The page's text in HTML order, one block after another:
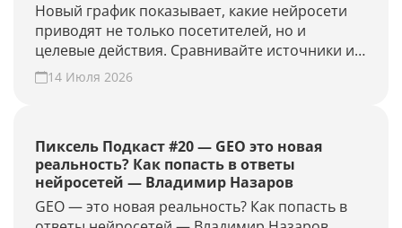
Новый график показывает, какие нейросети
приводят не только посетителей, но и
целевые действия. Сравнивайте источники и
периоды, находите точки роста. Создайте
GEO-проект и проверьте конверсию своего
14 Июля 2026
Пиксель Подкаст #20 — GEO это новая
реальность? Как попасть в ответы
нейросетей — Владимир Назаров
GEO — это новая реальность? Как попасть в